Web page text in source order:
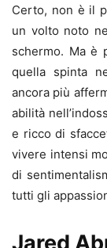
Certo, non è il
un volto noto
schermo. Ma è
quella spinta
ancora più
abilità
e ricco di
vivere intensi
di
tutti gli